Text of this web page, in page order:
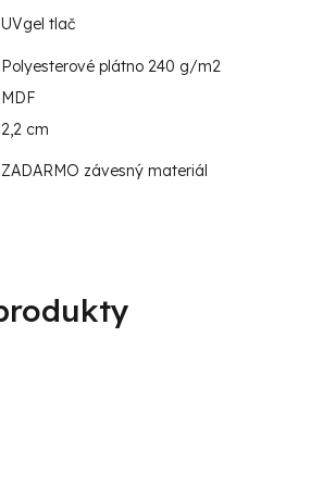
UVgel tlač
Polyesterové plátno 240 g/m2
MDF
2,2 cm
ZADARMO závesný materiál